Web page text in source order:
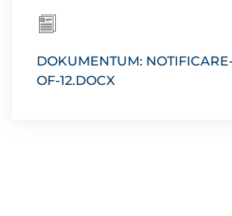
DOKUMENTUM:
OF-12.DOCX